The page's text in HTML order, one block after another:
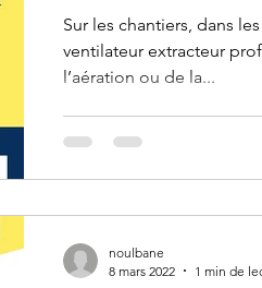
Sur les chantiers, dans
ventilateur extracteur
l’aération ou de la...
noulbane
8 mars 2022
1 min de